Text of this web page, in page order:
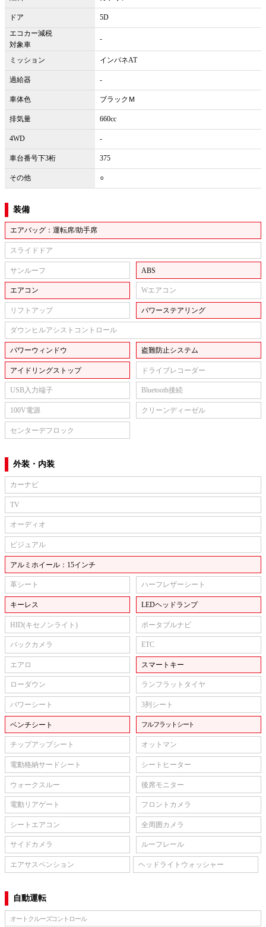
ドア
5D
エコカー減税
対象車
-
ミッション インパネAT
過給器 -
車体色 ブラックＭ
排気量 660cc
4WD -
車台番号下3桁 375
その他 ○
装備
エアバッグ：運転席/助手席
スライドドア
サンルーフ ABS
エアコン Wエアコン
リフトアップ パワーステアリング
ダウンヒルアシストコントロール
パワーウィンドウ 盗難防止システム
アイドリングストップ ドライブレコーダー
USB入力端子 Bluetooth接続
100V電源 クリーンディーゼル
センターデフロック
外装・内装
カーナビ
TV
オーディオ
ビジュアル
アルミホイール：15インチ
革シート ハーフレザーシート
キーレス LEDヘッドランプ
HID(キセノンライト) ポータブルナビ
バックカメラ ETC
エアロ スマートキー
ローダウン ランフラットタイヤ
パワーシート 3列シート
ベンチシート フルフラットシート
チップアップシート オットマン
電動格納サードシート シートヒーター
ウォークスルー 後席モニター
電動リアゲート フロントカメラ
シートエアコン 全周囲カメラ
サイドカメラ ルーフレール
エアサスペンション ヘッドライトウォッシャー
自動運転
オートクルーズコントロール